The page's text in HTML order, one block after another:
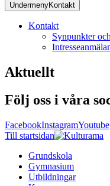
UndermenyKontakt
Kontakt
Synpunkter
Aktuellt
Följ oss i våra
FacebookInstagramYoutube
Till startsidan
Grundskola
Gymnasium
Utbildningar